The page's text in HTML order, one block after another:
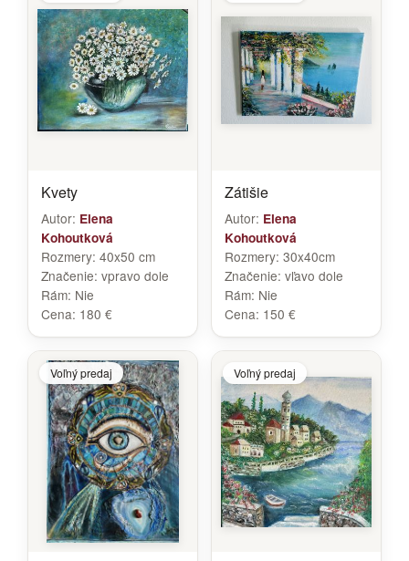
Kvety
Autor: Elena
Kohoutková
Rozmery: 40x50 cm
Značenie: vpravo dole
Rám: Nie
Cena: 180 €
Zátišie
Autor: Elena
Kohoutková
Rozmery: 30x40cm
Značenie: vľavo dole
Rám: Nie
Cena: 150 €
Voľný predaj Voľný predaj